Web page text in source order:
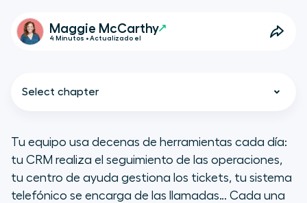
Maggie McCarthy
4 Minutos • Actualizado el
Select chapter
Presentamos la integración de
Aircall con Zapier
Tu equipo usa decenas de herramientas cada día:
tu CRM realiza el seguimiento de las operaciones,
tu centro de ayuda gestiona los tickets, tu sistema
telefónico se encarga de las llamadas… Cada una